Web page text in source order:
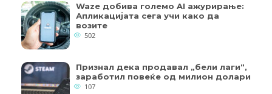
Waze добива големо AI ажурирање:
Апликацијата сега учи како да
возите
502
Признал дека продавал „бели лаги“,
заработил повеќе од милион долари
107